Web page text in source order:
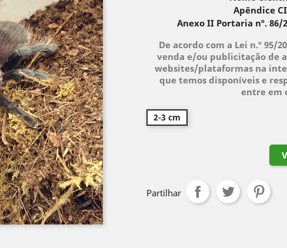
Apêndice
Anexo II Portaria nº. 86/
De acordo com a Lei n.º 95/
venda e/ou publicitação de
websites/plataformas na
que temos disponíveis e
entre em
2-3 cm
Partilhar